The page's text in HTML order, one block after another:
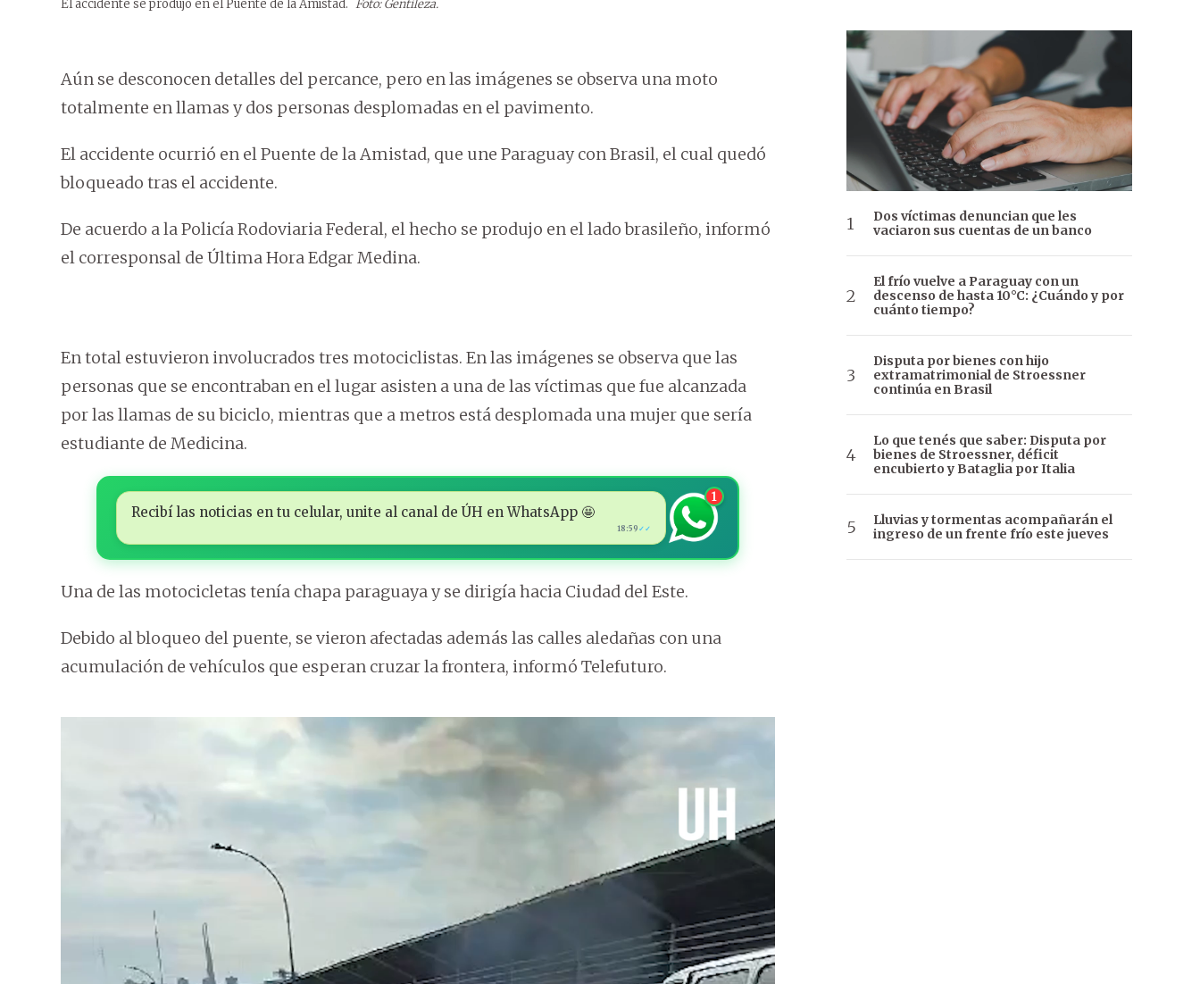
El accidente se produjo en el Puente de la Amistad. Foto: Gentileza.
Aún se desconocen detalles del percance, pero en las imágenes se observa una moto
totalmente en llamas y dos personas desplomadas en el pavimento.
El accidente ocurrió en el Puente de la Amistad, que une Paraguay con Brasil, el cual quedó
bloqueado tras el accidente.
De acuerdo a la Policía Rodoviaria Federal, el hecho se produjo en el lado brasileño, informó
el corresponsal de Última Hora Edgar Medina.
En total estuvieron involucrados tres motociclistas. En las imágenes se observa que las
personas que se encontraban en el lugar asisten a una de las víctimas que fue alcanzada
por las llamas de su biciclo, mientras que a metros está desplomada una mujer que sería
estudiante de Medicina.
Recibí las noticias en tu celular, unite al canal de ÚH en WhatsApp 🤩
18:59 ✓✓
1
Una de las motocicletas tenía chapa paraguaya y se dirigía hacia Ciudad del Este.
Debido al bloqueo del puente, se vieron afectadas además las calles aledañas con una
acumulación de vehículos que esperan cruzar la frontera, informó Telefuturo.
Dos víctimas denuncian que les
vaciaron sus cuentas de un banco
El frío vuelve a Paraguay con un
descenso de hasta 10°C: ¿Cuándo y por
cuánto tiempo?
Disputa por bienes con hijo
extramatrimonial de Stroessner
continúa en Brasil
Lo que tenés que saber: Disputa por
bienes de Stroessner, déficit
encubierto y Bataglia por Italia
Lluvias y tormentas acompañarán el
ingreso de un frente frío este jueves